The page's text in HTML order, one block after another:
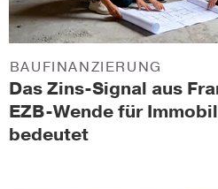
Das Zins-Signal aus
EZB-Wende für
bedeutet
BAUFINANZIERUNG